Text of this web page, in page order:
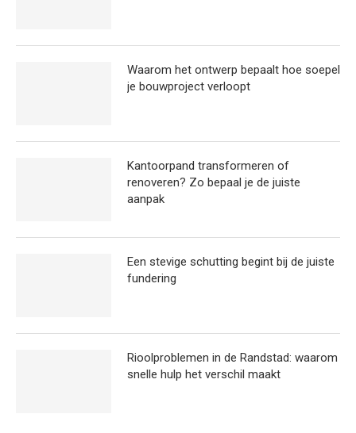
Waarom het ontwerp bepaalt hoe soepel
je bouwproject verloopt
Kantoorpand transformeren of
renoveren? Zo bepaal je de juiste
aanpak
Een stevige schutting begint bij de juiste
fundering
Rioolproblemen in de Randstad: waarom
snelle hulp het verschil maakt